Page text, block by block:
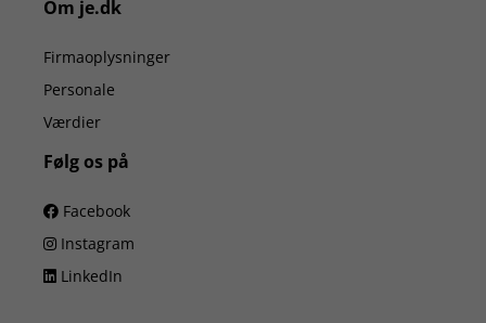
Om je.dk
Firmaoplysninger
Personale
Værdier
Følg os på
Facebook
Instagram
LinkedIn